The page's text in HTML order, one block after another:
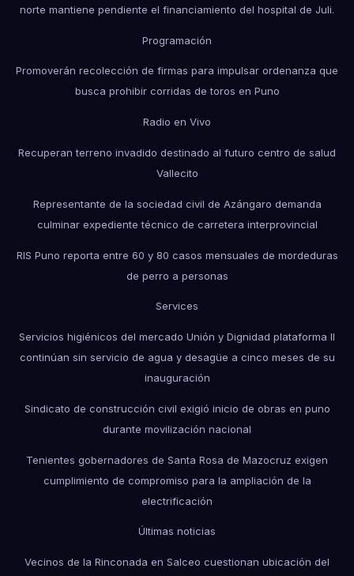
norte mantiene pendiente el financiamiento del hospital de Juli.
Programación
Promoverán recolección de firmas para impulsar ordenanza que
busca prohibir corridas de toros en Puno
Radio en Vivo
Recuperan terreno invadido destinado al futuro centro de salud
Vallecito
Representante de la sociedad civil de Azángaro demanda
culminar expediente técnico de carretera interprovincial
RIS Puno reporta entre 60 y 80 casos mensuales de mordeduras
de perro a personas
Services
Servicios higiénicos del mercado Unión y Dignidad plataforma II
continúan sin servicio de agua y desagüe a cinco meses de su
inauguración
Sindicato de construcción civil exigió inicio de obras en puno
durante movilización nacional
Tenientes gobernadores de Santa Rosa de Mazocruz exigen
cumplimiento de compromiso para la ampliación de la
electrificación
Últimas noticias
Vecinos de la Rinconada en Salceo cuestionan ubicación del